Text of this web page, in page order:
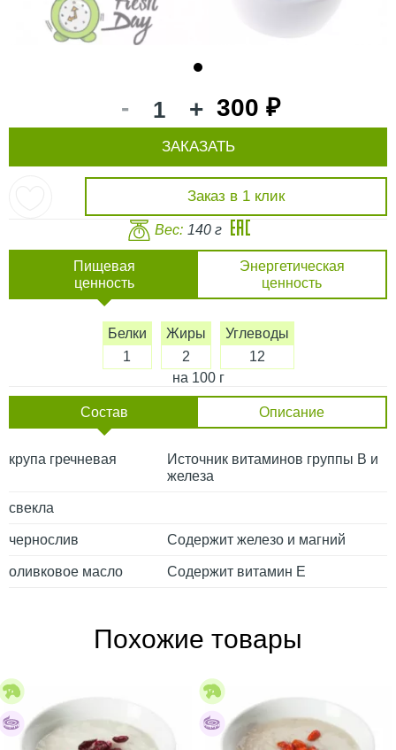
- + 300 ₽
Заказ в 1 клик
ЗАКАЗАТЬ
Вес: 140 г
Пищевая
ценность
Энергетическая
ценность
Белки
1
Жиры
2
Углеводы
12
на 100 г
Состав Описание
крупа гречневая
Источник витаминов группы В и
железа
свекла
чернослив Содержит железо и магний
оливковое масло Содержит витамин Е
Похожие товары